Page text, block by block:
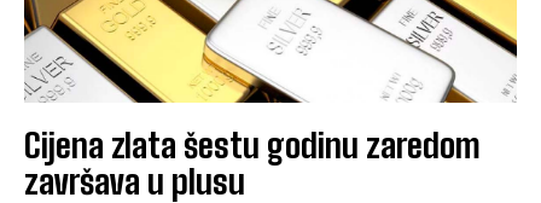
Cijena zlata šestu godinu zaredom
završava u plusu